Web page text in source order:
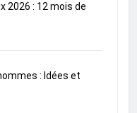
2026 : 12 mois de
: Idées et